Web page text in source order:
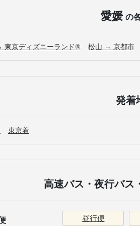
愛媛 の
東京ディズニーランド® 松山 → 京都市
発着
東京着
高速バス・夜行バス
昼行便